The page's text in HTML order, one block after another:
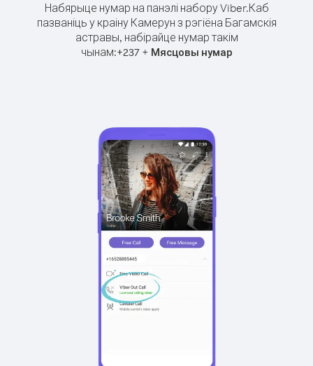
Набярыце нумар на панэлі набору Viber.Каб
пазваніць у краіну Камерун з рэгіёна Багамскія
астравы, набірайце нумар такім
чынам:+237+ Мясцовы нумар